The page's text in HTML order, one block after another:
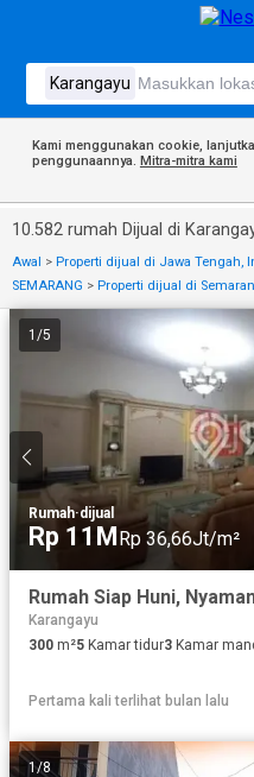
Kami menggunakan cookie,
penggunaannya. Mitra-mitra kami
10.582 rumah Dijual di
Awal > Properti dijual di Jawa Tengah,
SEMARANG > Properti dijual di
1 /5
Rumah·dijual
Rp 11MRp 36,66Jt/m²
Karangayu
300 m²5 Kamar tidur3 Kamar
Pertama kali terlihat bulan lalu
1/8